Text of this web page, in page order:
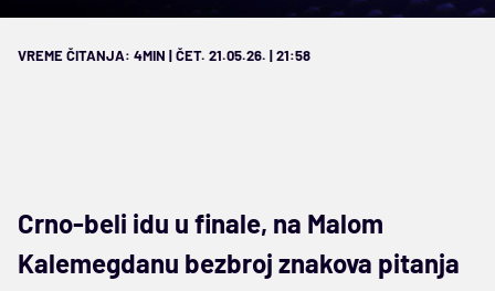
VREME ČITANJA: 4MIN | ČET. 21.05.26. | 21:58
Crno-beli idu u finale, na Malom
Kalemegdanu bezbroj znakova pitanja